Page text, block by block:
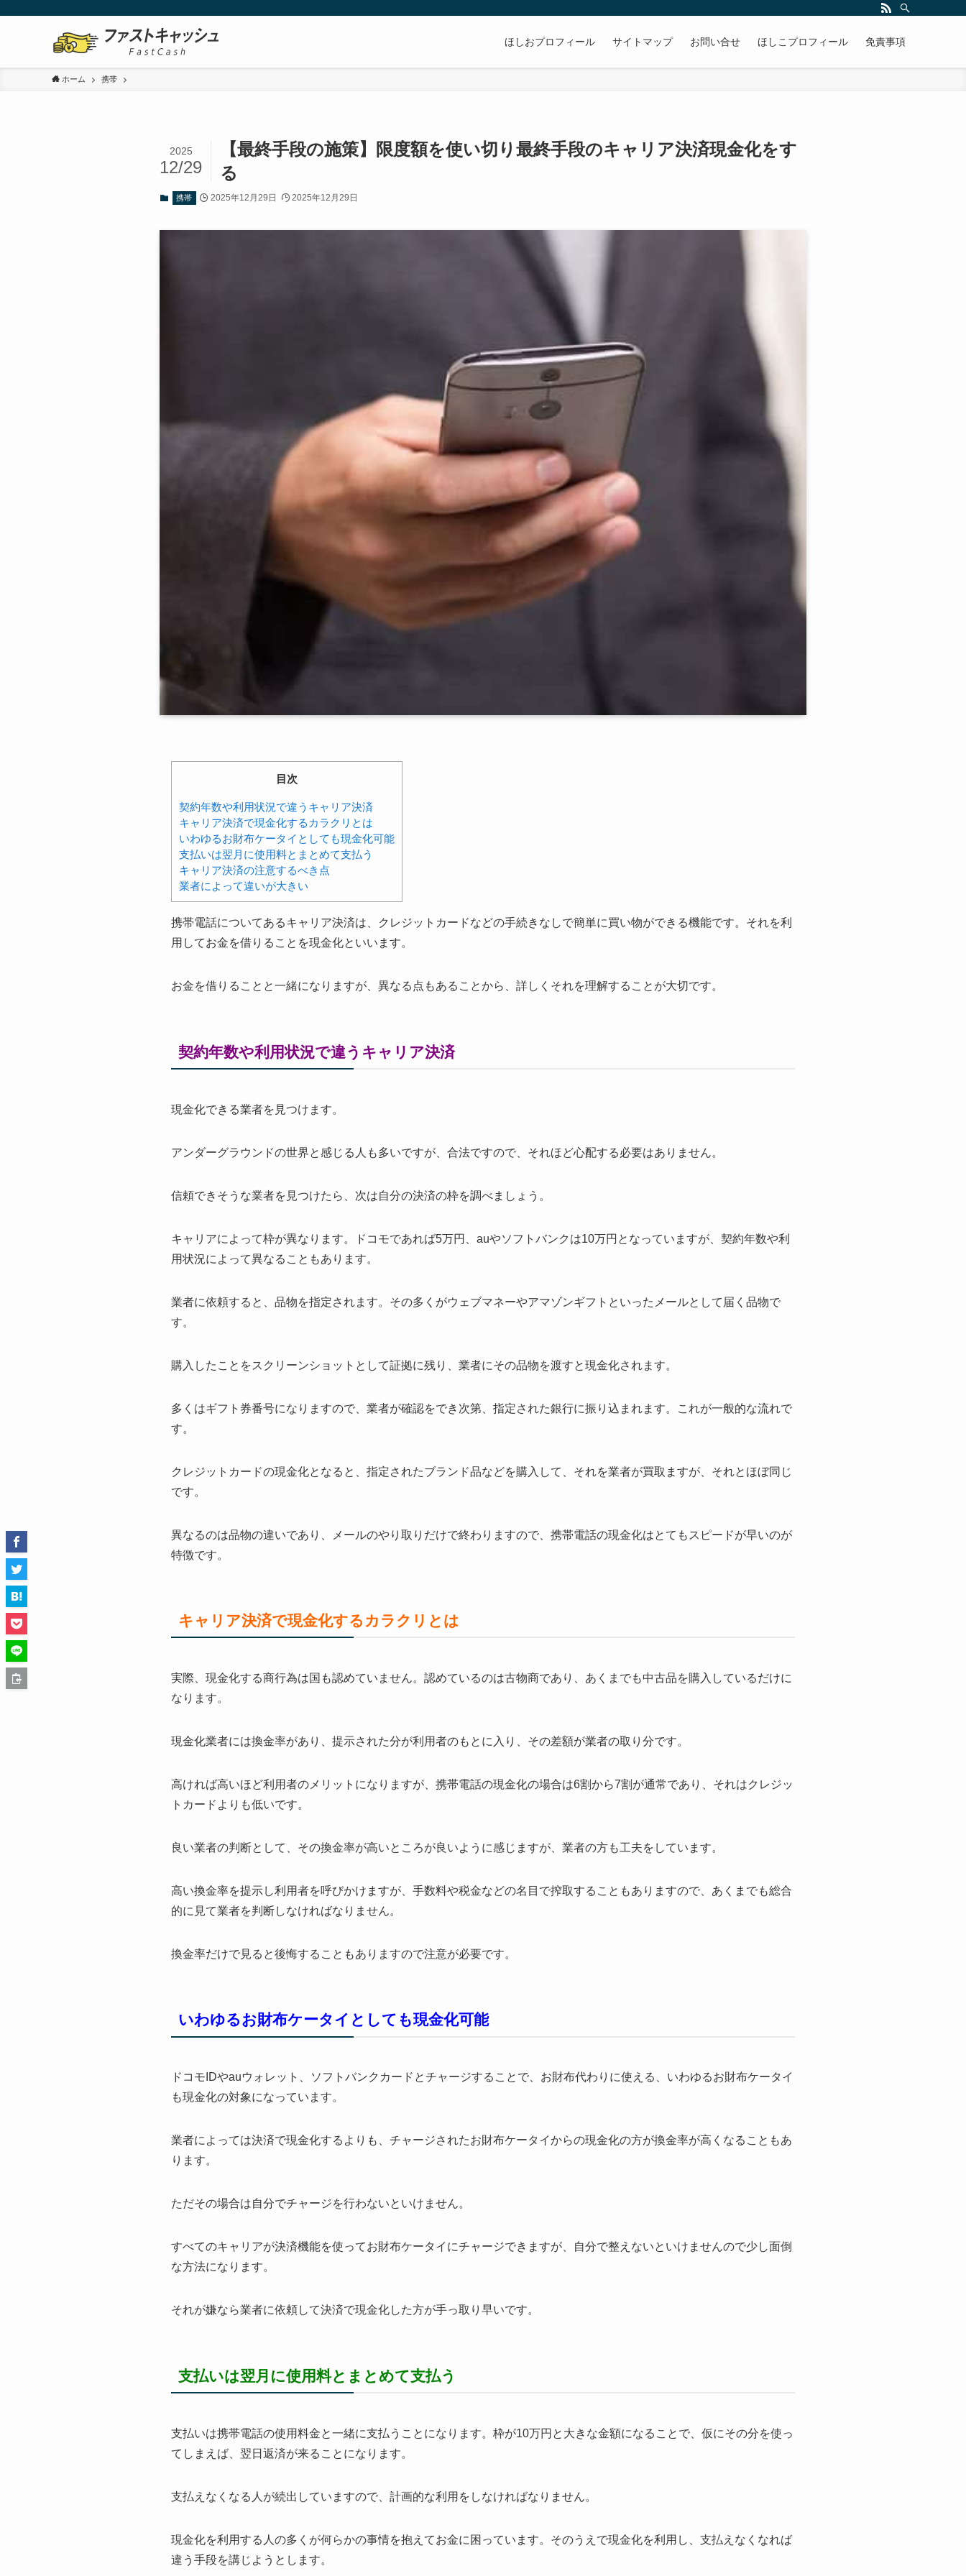
ほしおプロフィール サイトマップ お問い合せ ほしこプロフィール 免責事項
ホーム 携帯
【最終手段の施策】限度額を使い切り最終手段のキャリア決済現金化をす
る
2025
12/29
携帯 2025年12月29日 2025年12月29日
目次
契約年数や利用状況で違うキャリア決済
キャリア決済で現金化するカラクリとは
いわゆるお財布ケータイとしても現金化可能
支払いは翌月に使用料とまとめて支払う
キャリア決済の注意するべき点
業者によって違いが大きい
携帯電話についてあるキャリア決済は、クレジットカードなどの手続きなしで簡単に買い物ができる機能です。それを利
用してお金を借りることを現金化といいます。
お金を借りることと一緒になりますが、異なる点もあることから、詳しくそれを理解することが大切です。
契約年数や利用状況で違うキャリア決済
現金化できる業者を見つけます。
アンダーグラウンドの世界と感じる人も多いですが、合法ですので、それほど心配する必要はありません。
信頼できそうな業者を見つけたら、次は自分の決済の枠を調べましょう。
キャリアによって枠が異なります。ドコモであれば5万円、auやソフトバンクは10万円となっていますが、契約年数や利
用状況によって異なることもあります。
業者に依頼すると、品物を指定されます。その多くがウェブマネーやアマゾンギフトといったメールとして届く品物で
す。
購入したことをスクリーンショットとして証拠に残り、業者にその品物を渡すと現金化されます。
多くはギフト券番号になりますので、業者が確認をでき次第、指定された銀行に振り込まれます。これが一般的な流れで
す。
クレジットカードの現金化となると、指定されたブランド品などを購入して、それを業者が買取ますが、それとほぼ同じ
です。
異なるのは品物の違いであり、メールのやり取りだけで終わりますので、携帯電話の現金化はとてもスピードが早いのが
特徴です。
キャリア決済で現金化するカラクリとは
実際、現金化する商行為は国も認めていません。認めているのは古物商であり、あくまでも中古品を購入しているだけに
なります。
現金化業者には換金率があり、提示された分が利用者のもとに入り、その差額が業者の取り分です。
高ければ高いほど利用者のメリットになりますが、携帯電話の現金化の場合は6割から7割が通常であり、それはクレジッ
トカードよりも低いです。
良い業者の判断として、その換金率が高いところが良いように感じますが、業者の方も工夫をしています。
高い換金率を提示し利用者を呼びかけますが、手数料や税金などの名目で搾取することもありますので、あくまでも総合
的に見て業者を判断しなければなりません。
換金率だけで見ると後悔することもありますので注意が必要です。
いわゆるお財布ケータイとしても現金化可能
ドコモIDやauウォレット、ソフトバンクカードとチャージすることで、お財布代わりに使える、いわゆるお財布ケータイ
も現金化の対象になっています。
業者によっては決済で現金化するよりも、チャージされたお財布ケータイからの現金化の方が換金率が高くなることもあ
ります。
ただその場合は自分でチャージを行わないといけません。
すべてのキャリアが決済機能を使ってお財布ケータイにチャージできますが、自分で整えないといけませんので少し面倒
な方法になります。
それが嫌なら業者に依頼して決済で現金化した方が手っ取り早いです。
支払いは翌月に使用料とまとめて支払う
支払いは携帯電話の使用料金と一緒に支払うことになります。枠が10万円と大きな金額になることで、仮にその分を使っ
てしまえば、翌日返済が来ることになります。
支払えなくなる人が続出していますので、計画的な利用をしなければなりません。
現金化を利用する人の多くが何らかの事情を抱えてお金に困っています。そのうえで現金化を利用し、支払えなくなれば
違う手段を講じようとします。